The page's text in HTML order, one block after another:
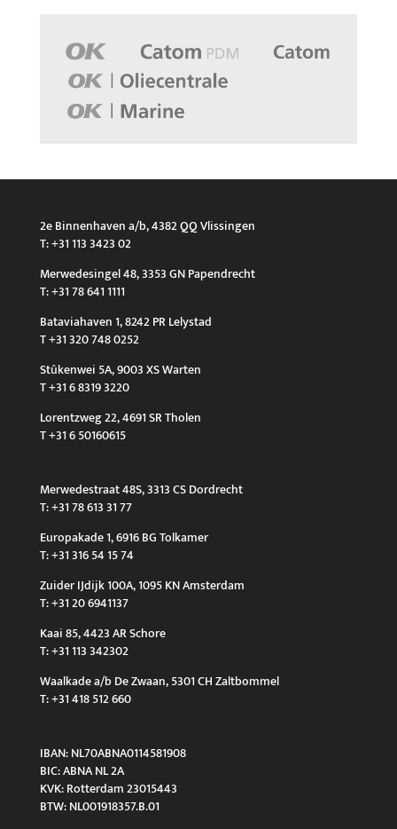
2e Binnenhaven a/b, 4382 QQ Vlissingen
T: +31 113 3423 02
Merwedesingel 48, 3353 GN Papendrecht
T: +31 78 641 1111
Bataviahaven 1, 8242 PR Lelystad
T +31 320 748 0252
Stûkenwei 5A, 9003 XS Warten
T +31 6 8319 3220
Lorentzweg 22, 4691 SR Tholen
T +31 6 50160615
Merwedestraat 48S, 3313 CS Dordrecht
T: +31 78 613 31 77
Europakade 1, 6916 BG Tolkamer
T: +31 316 54 15 74
Zuider IJdijk 100A, 1095 KN Amsterdam
T: +31 20 6941137
Kaai 85, 4423 AR Schore
T: +31 113 342302
Waalkade a/b De Zwaan, 5301 CH Zaltbommel
T: +31 418 512 660
IBAN: NL70ABNA0114581908
BIC: ABNA NL 2A
KVK: Rotterdam 23015443
BTW: NL001918357.B.01